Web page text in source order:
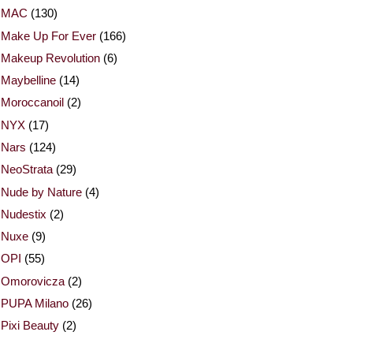
MAC (130)
Make Up For Ever (166)
Makeup Revolution (6)
Maybelline (14)
Moroccanoil (2)
NYX (17)
Nars (124)
NeoStrata (29)
Nude by Nature (4)
Nudestix (2)
Nuxe (9)
OPI (55)
Omorovicza (2)
PUPA Milano (26)
Pixi Beauty (2)